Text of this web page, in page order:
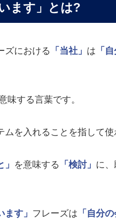
ます」とは?
ズにおける 「当社」 は 「
味する言葉です。
を入れることを指して使
を意味する 「検討」 に
す」 フレーズは 「自分